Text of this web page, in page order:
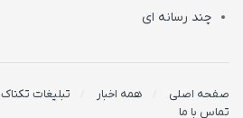
چند رسانه ای
صفحه اصلی همه اخبار تبلیغات تکناک
تماس با ما